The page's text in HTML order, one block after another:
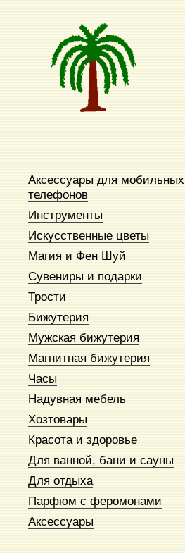
Аксессуары для мобильных
телефонов
Инструменты
Искусственные цветы
Магия и Фен Шуй
Сувениры и подарки
Трости
Бижутерия
Мужская бижутерия
Магнитная бижутерия
Часы
Надувная мебель
Хозтовары
Красота и здоровье
Для ванной, бани и сауны
Для отдыха
Парфюм с феромонами
Аксессуары